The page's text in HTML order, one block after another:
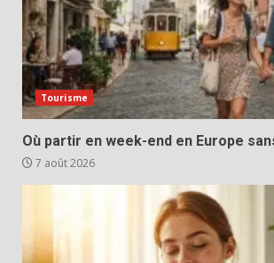
Tourisme
Où partir en week-end en Europe
7 août 2026